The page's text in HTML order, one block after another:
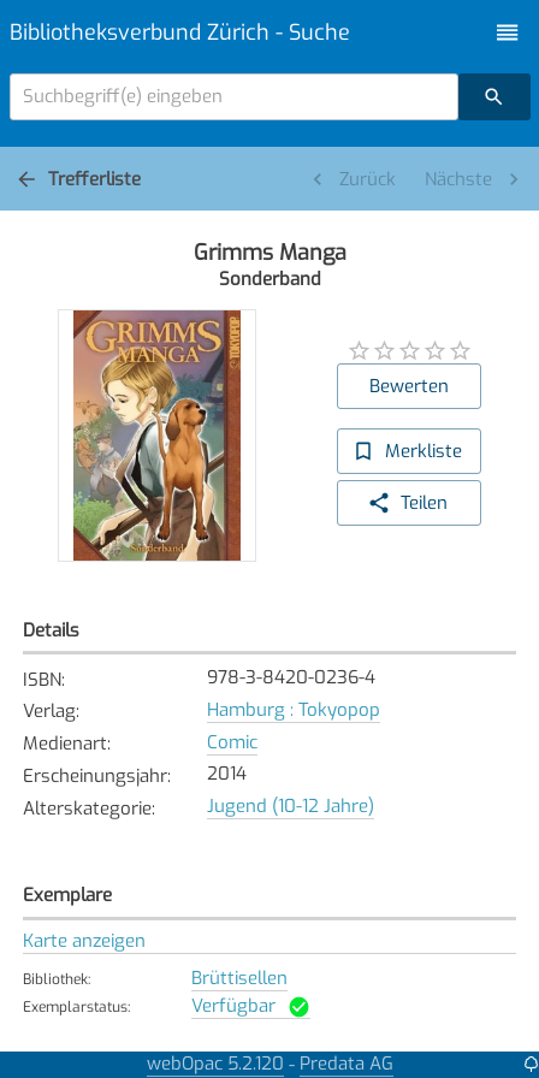
Bibliotheksverbund Zürich - Suche
Suchbegriff(e) eingeben
Trefferliste Zurück Nächste
Grimms Manga
Sonderband
Bewerten
Merkliste
Teilen
Details
ISBN:
978-3-8420-0236-4
Verlag:
Hamburg : Tokyopop
Medienart:
Comic
Erscheinungsjahr:
2014
Alterskategorie: Jugend (10-12 Jahre)
Exemplare
Karte anzeigen
Bibliothek: Brüttisellen
Exemplarstatus: Verfügbar
webOpac 5.2.120 - Predata AG